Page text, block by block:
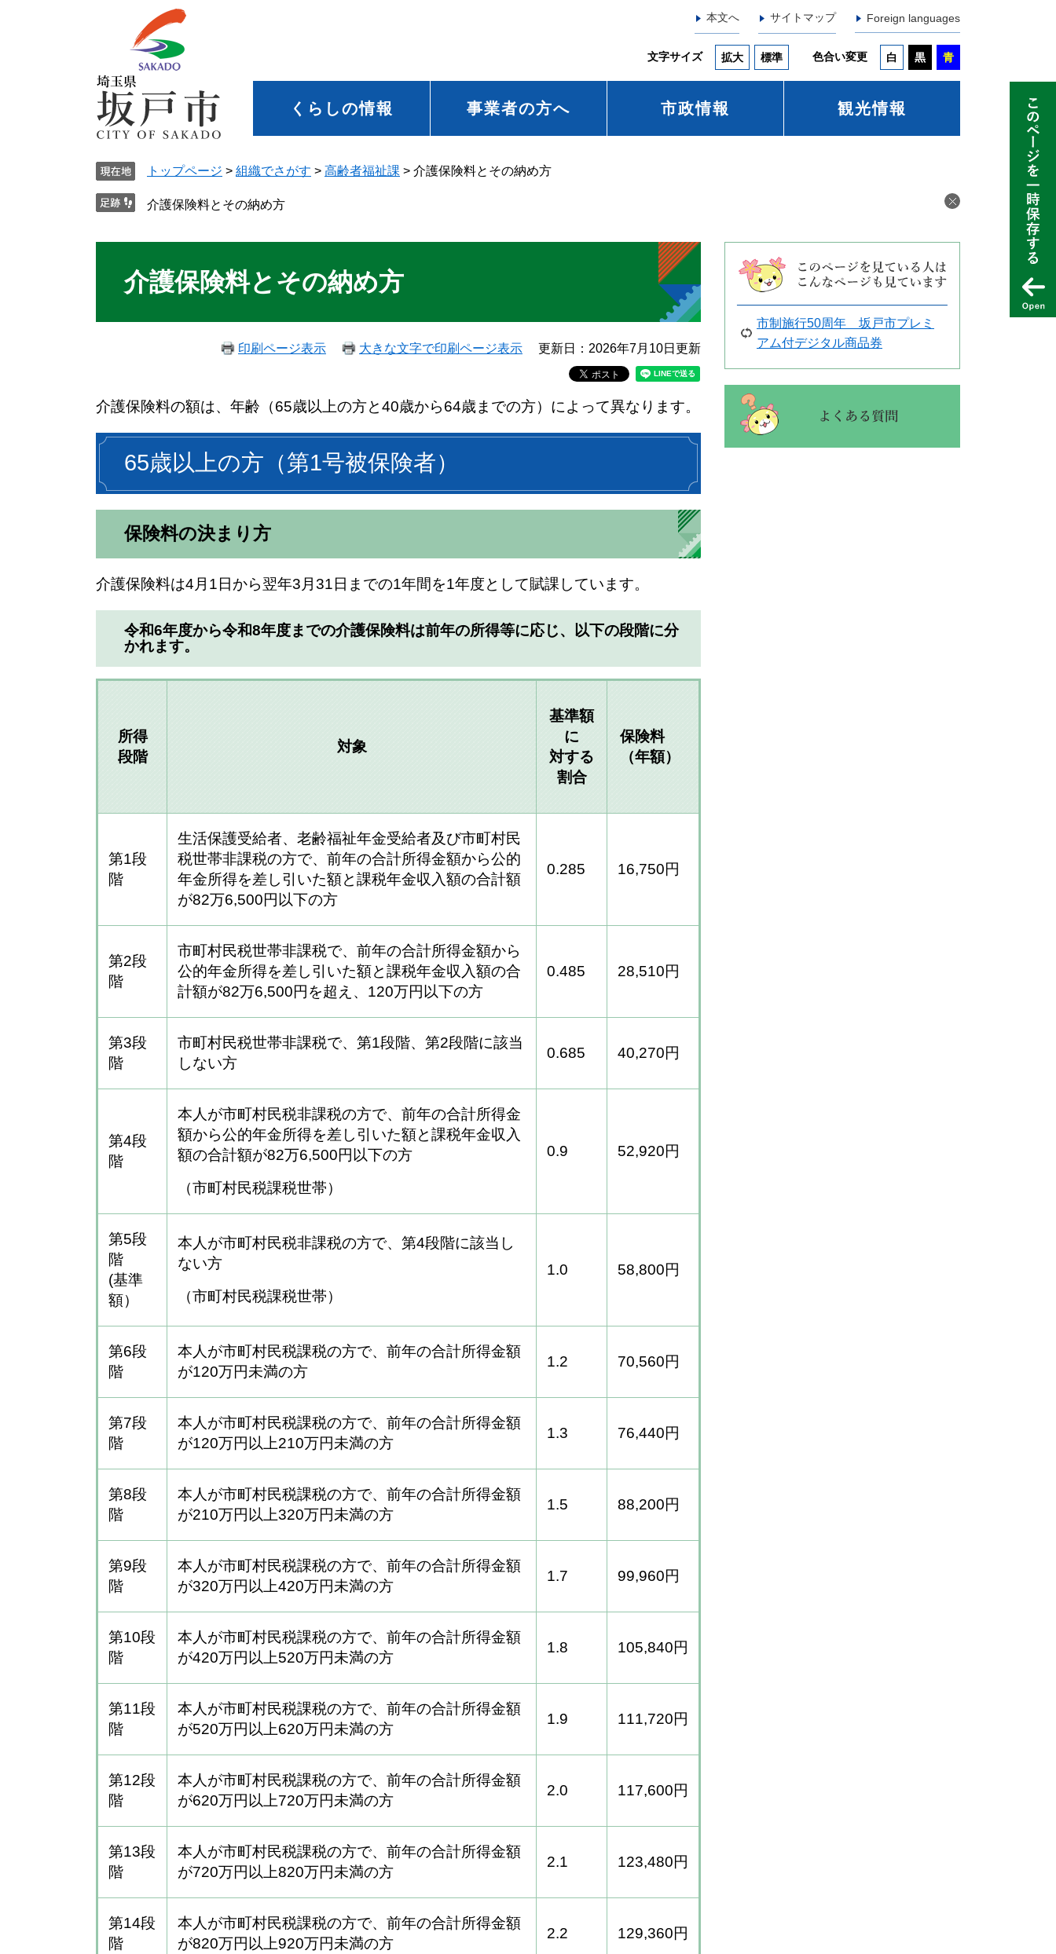
本文へ サイトマップ Foreign languages
文字サイズ 拡大 標準 色合い変更 白 黒 青
くらしの情報 事業者の方へ 市政情報 観光情報
トップページ > 組織でさがす > 高齢者福祉課 > 介護保険料とその納め方
介護保険料とその納め方
介護保険料とその納め方
印刷ページ表示 大きな文字で印刷ページ表示 更新日：2026年7月10日更新
介護保険料の額は、年齢（65歳以上の方と40歳から64歳までの方）によって異なります。
65歳以上の方（第1号被保険者）
保険料の決まり方
介護保険料は4月1日から翌年3月31日までの1年間を1年度として賦課しています。
令和6年度から令和8年度までの介護保険料は前年の所得等に応じ、以下の段階に分
かれます。
所得
段階
対象
基準額
に
対する
割合
保険料
（年額）
第1段
階
生活保護受給者、老齢福祉年金受給者及び市町村民
税世帯非課税の方で、前年の合計所得金額から公的
年金所得を差し引いた額と課税年金収入額の合計額
が82万6,500円以下の方
0.285 16,750円
第2段
階
市町村民税世帯非課税で、前年の合計所得金額から
公的年金所得を差し引いた額と課税年金収入額の合
計額が82万6,500円を超え、120万円以下の方
0.485 28,510円
第3段
階
市町村民税世帯非課税で、第1段階、第2段階に該当
しない方
0.685 40,270円
第4段
階
本人が市町村民税非課税の方で、前年の合計所得金
額から公的年金所得を差し引いた額と課税年金収入
額の合計額が82万6,500円以下の方
（市町村民税課税世帯）
0.9 52,920円
第5段
階
(基準
額）
本人が市町村民税非課税の方で、第4段階に該当し
ない方
（市町村民税課税世帯）
1.0 58,800円
第6段
階
本人が市町村民税課税の方で、前年の合計所得金額
が120万円未満の方
1.2 70,560円
第7段
階
本人が市町村民税課税の方で、前年の合計所得金額
が120万円以上210万円未満の方
1.3 76,440円
第8段
階
本人が市町村民税課税の方で、前年の合計所得金額
が210万円以上320万円未満の方
1.5 88,200円
第9段
階
本人が市町村民税課税の方で、前年の合計所得金額
が320万円以上420万円未満の方
1.7 99,960円
第10段
階
本人が市町村民税課税の方で、前年の合計所得金額
が420万円以上520万円未満の方
1.8 105,840円
第11段
階
本人が市町村民税課税の方で、前年の合計所得金額
が520万円以上620万円未満の方
1.9 111,720円
第12段
階
本人が市町村民税課税の方で、前年の合計所得金額
が620万円以上720万円未満の方
2.0 117,600円
第13段
階
本人が市町村民税課税の方で、前年の合計所得金額
が720万円以上820万円未満の方
2.1 123,480円
第14段
階
本人が市町村民税課税の方で、前年の合計所得金額
が820万円以上920万円未満の方​
2.2 129,360円​
市制施行50周年 坂戸市プレミ
アム付デジタル商品券